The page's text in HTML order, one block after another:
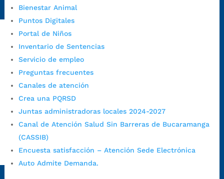
Bienestar Animal
Puntos Digitales
Portal de Niños
Inventario de Sentencias
Servicio de empleo
Preguntas frecuentes
Canales de atención
Crea una PQRSD
Juntas administradoras locales 2024-2027
Canal de Atención Salud Sin Barreras de Bucaramanga
(CASSIB)
Encuesta satisfacción – Atención Sede Electrónica
Auto Admite Demanda.
Alcaldía de Bucaramanga
@AlcaldíaBGA
PrensaBucaramanga